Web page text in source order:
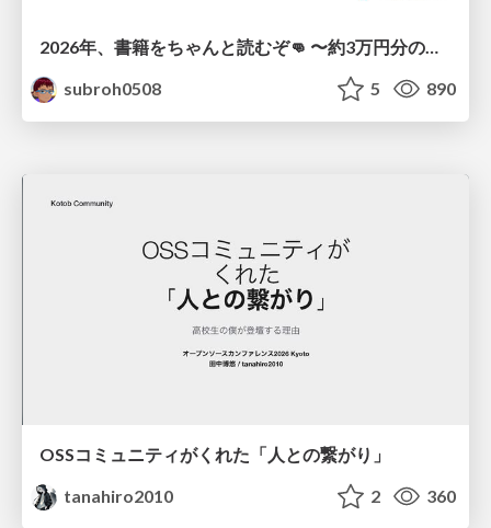
subroh0508
5 890
OSSコミュニティがくれた「人との繋がり」
tanahiro2010
2 360